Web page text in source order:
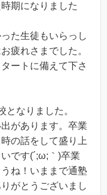
期になりました
た生徒もいらっし
疲れさまでした。
ートに備えて下さ
なりました。
があります。卒業
の話をして盛り上
です(´;ω;｀)卒業
ね！いままで通塾
がとうございまし